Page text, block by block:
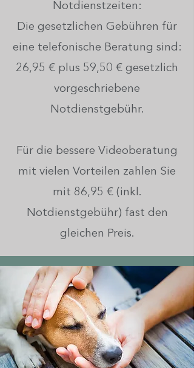
Notdienstzeiten:
Die gesetzlichen Gebühren für
eine telefonische Beratung sind:
26,95 € plus 59,50 € gesetzlich
vorgeschriebene
Notdienstgebühr.
Für die bessere Videoberatung
mit vielen Vorteilen zahlen Sie
mit 86,95 € (inkl.
Notdienstgebühr) fast den
gleichen Preis.